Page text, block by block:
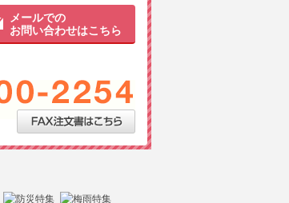
メールでの
お問い合わせはこちら